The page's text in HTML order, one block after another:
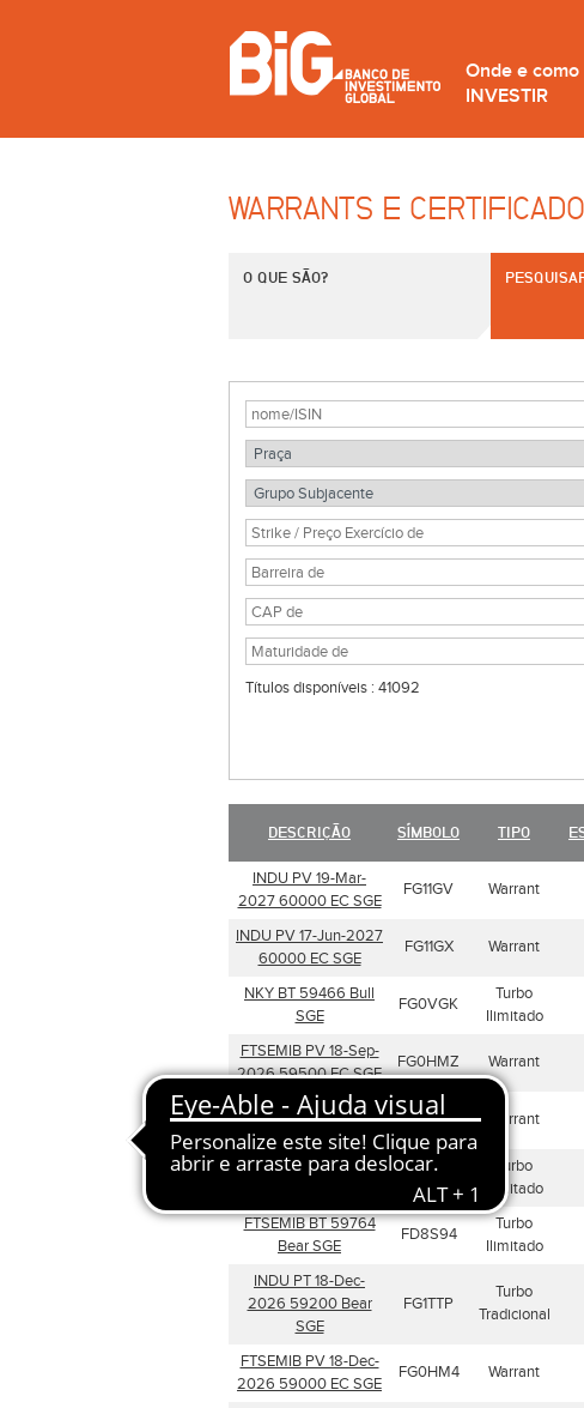
Onde e como
INVESTIR
WARRANTS E
O QUE SÃO?
Títulos disponíveis : 41092
DESCRIÇÃO SÍMBOLO TIPO
INDU PV 19-Mar-
2027 60000 EC SGE
FG11GV Warrant
INDU PV 17-Jun-2027
60000 EC SGE
FG11GX Warrant
NKY BT 59466 Bull
SGE
FG0VGK
Turbo
Ilimitado
FTSEMIB PV 18-Sep-
2026 59500 EC SGE
FG0HMZ Warrant
FTSEMIB PV 18-Dec-
2026 59500 EC SGE
FG2YY3 Warrant
INDU BT 59594 Bear
FD8R34
Turbo
Ilimitado
FTSEMIB BT 59764
Bear SGE
FD8S94
Turbo
Ilimitado
INDU PT 18-Dec-
2026 59200 Bear
SGE
FG1TTP
Turbo
Tradicional
FTSEMIB PV 18-Dec-
2026 59000 EC SGE
FG0HM4 Warrant